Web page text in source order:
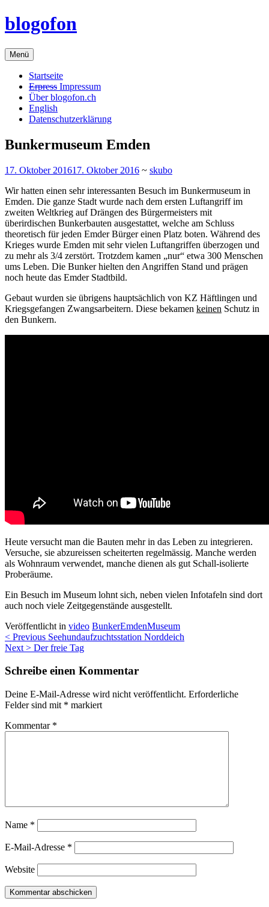
Zum
Inhalt
blogofon
Menü
Startseite
Erpress Impressum
Über blogofon.ch
English
Datenschutzerklärung
Bunkermuseum Emden
17. Oktober 201617. Oktober 2016 ~ skubo
Wir hatten einen sehr interessanten Besuch im Bunkermuseum in
Emden. Die ganze Stadt wurde nach dem ersten Luftangriff im
zweiten Weltkrieg auf Drängen des Bürgermeisters mit
überirdischen Bunkerbauten ausgestattet, welche am Schluss
theoretisch für jeden Emder Bürger einen Platz boten. Während des
Krieges wurde Emden mit sehr vielen Luftangriffen überzogen und
zu mehr als 3/4 zerstört. Trotzdem kamen „nur“ etwa 300 Menschen
ums Leben. Die Bunker hielten den Angriffen Stand und prägen
noch heute das Emder Stadtbild.
Gebaut wurden sie übrigens hauptsächlich von KZ Häftlingen und
Kriegsgefangen Zwangsarbeitern. Diese bekamen keinen Schutz in
den Bunkern.
Heute versucht man die Bauten mehr in das Leben zu integrieren.
Versuche, sie abzureissen scheiterten regelmässig. Manche werden
als Wohnraum verwendet, manche dienen als gut Schall-isolierte
Proberäume.
Ein Besuch im Museum lohnt sich, neben vielen Infotafeln sind dort
auch noch viele Zeitgegenstände ausgestellt.
Veröffentlicht in video BunkerEmdenMuseum
Beitragsnavigation
< Previous Seehundaufzuchtsstation Norddeich
Next > Der freie Tag
Schreibe einen Kommentar
Deine E-Mail-Adresse wird nicht veröffentlicht. Erforderliche
Felder sind mit * markiert
Kommentar *
Name *
E-Mail-Adresse *
Website